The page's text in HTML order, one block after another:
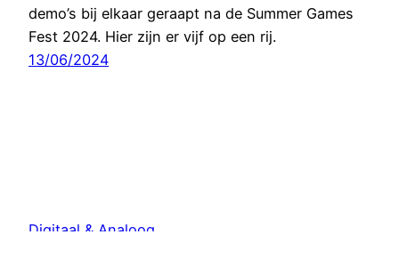
demo’s bij elkaar geraapt na de Summer Games
Fest 2024. Hier zijn er vijf op een rij.
13/06/2024
Digitaal & Analoog